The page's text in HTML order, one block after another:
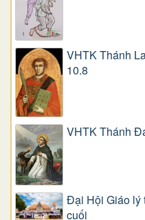
VHTK Thánh
10.8
VHTK Thánh
Đại Hội Giáo lý
cuối